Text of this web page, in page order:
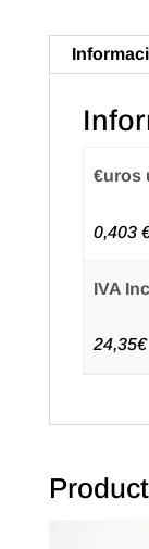
Color
(50u.)
€uros
0,403
IVA
24,35€